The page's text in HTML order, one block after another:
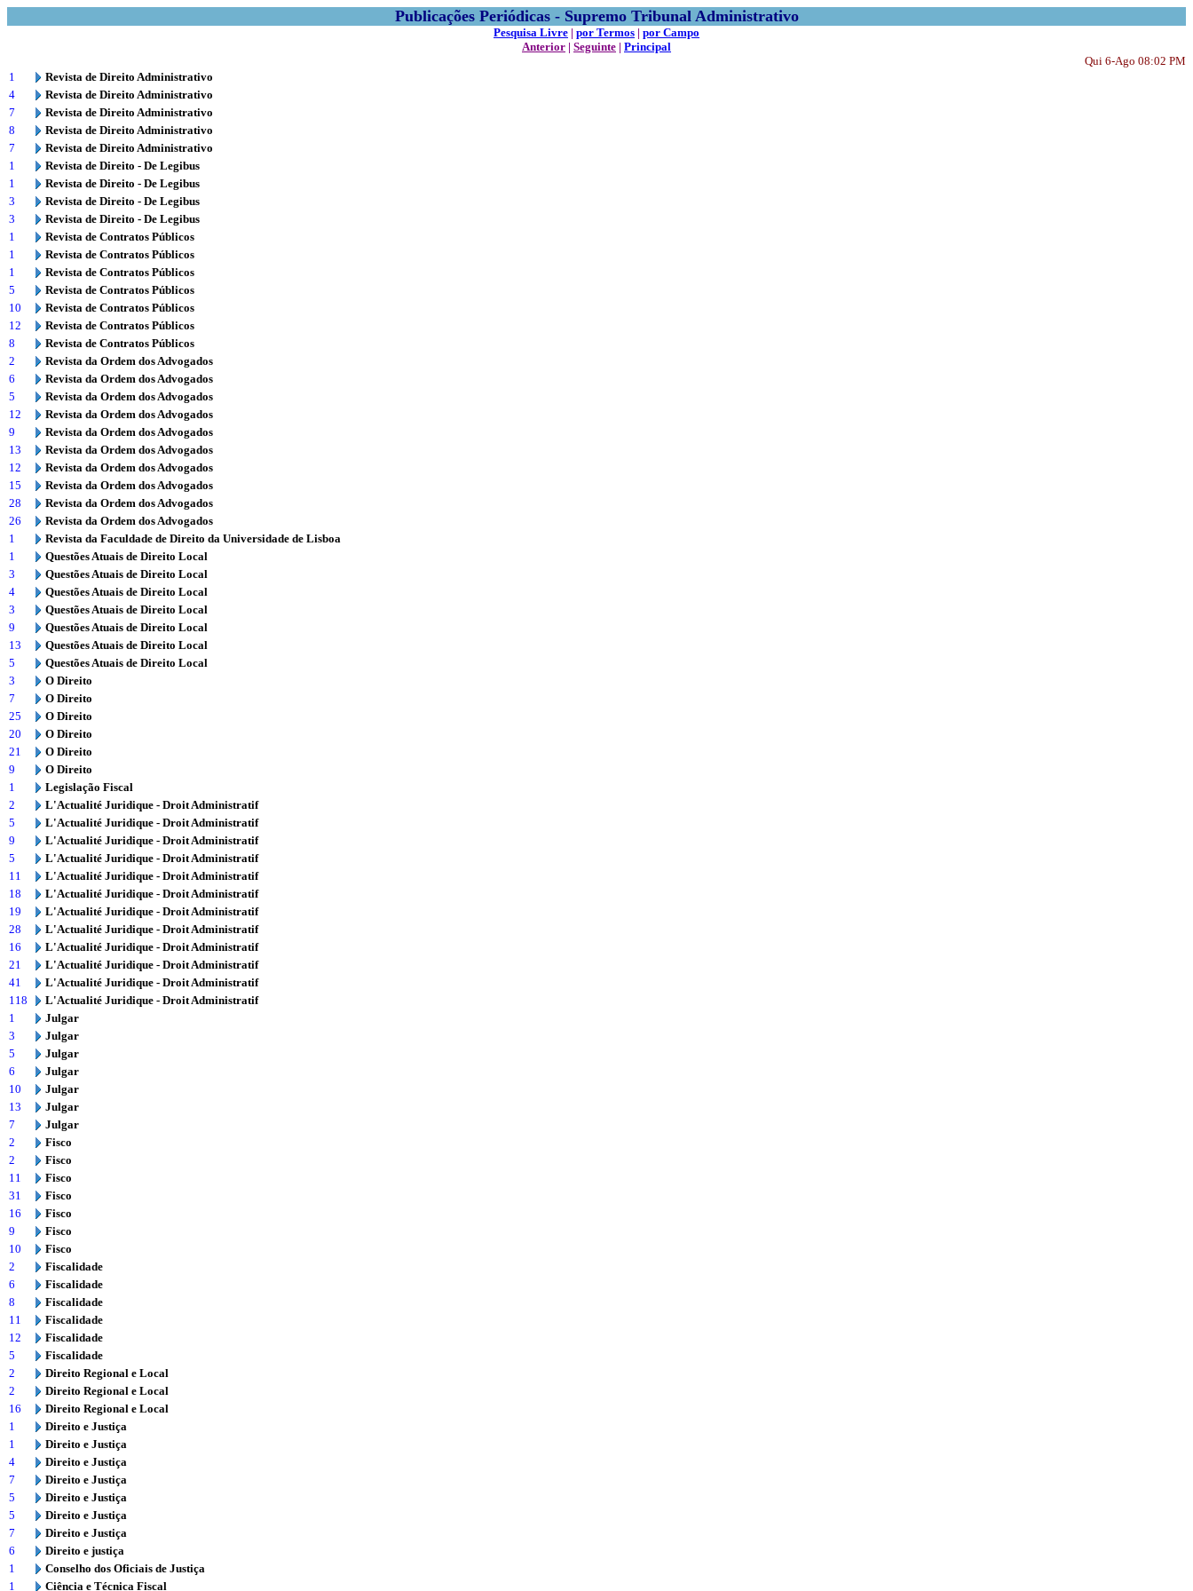
Publicações Periódicas - Supremo Tribunal Administrativo
Pesquisa Livre | por Termos | por Campo
Anterior | Seguinte | Principal
Qui 6-Ago 08:02 PM
1
Revista de Direito Administrativo
4
Revista de Direito Administrativo
7
Revista de Direito Administrativo
8
Revista de Direito Administrativo
7
Revista de Direito Administrativo
1
Revista de Direito - De Legibus
1
Revista de Direito - De Legibus
3
Revista de Direito - De Legibus
3
Revista de Direito - De Legibus
1
Revista de Contratos Públicos
1
Revista de Contratos Públicos
1
Revista de Contratos Públicos
5
Revista de Contratos Públicos
10
Revista de Contratos Públicos
12
Revista de Contratos Públicos
8
Revista de Contratos Públicos
2
Revista da Ordem dos Advogados
6
Revista da Ordem dos Advogados
5
Revista da Ordem dos Advogados
12
Revista da Ordem dos Advogados
9
Revista da Ordem dos Advogados
13
Revista da Ordem dos Advogados
12
Revista da Ordem dos Advogados
15
Revista da Ordem dos Advogados
28
Revista da Ordem dos Advogados
26
Revista da Ordem dos Advogados
1
Revista da Faculdade de Direito da Universidade de Lisboa
1
Questões Atuais de Direito Local
3
Questões Atuais de Direito Local
4
Questões Atuais de Direito Local
3
Questões Atuais de Direito Local
9
Questões Atuais de Direito Local
13
Questões Atuais de Direito Local
5
Questões Atuais de Direito Local
3
O Direito
7
O Direito
25
O Direito
20
O Direito
21
O Direito
9
O Direito
1
Legislação Fiscal
2
L'Actualité Juridique - Droit Administratif
5
L'Actualité Juridique - Droit Administratif
9
L'Actualité Juridique - Droit Administratif
5
L'Actualité Juridique - Droit Administratif
11
L'Actualité Juridique - Droit Administratif
18
L'Actualité Juridique - Droit Administratif
19
L'Actualité Juridique - Droit Administratif
28
L'Actualité Juridique - Droit Administratif
16
L'Actualité Juridique - Droit Administratif
21
L'Actualité Juridique - Droit Administratif
41
L'Actualité Juridique - Droit Administratif
118
L'Actualité Juridique - Droit Administratif
1
Julgar
3
Julgar
5
Julgar
6
Julgar
10
Julgar
13
Julgar
7
Julgar
2
Fisco
2
Fisco
11
Fisco
31
Fisco
16
Fisco
9
Fisco
10
Fisco
2
Fiscalidade
6
Fiscalidade
8
Fiscalidade
11
Fiscalidade
12
Fiscalidade
5
Fiscalidade
2
Direito Regional e Local
2
Direito Regional e Local
16
Direito Regional e Local
1
Direito e Justiça
1
Direito e Justiça
4
Direito e Justiça
7
Direito e Justiça
5
Direito e Justiça
5
Direito e Justiça
7
Direito e Justiça
6
Direito e justiça
1
Conselho dos Oficiais de Justiça
1
Ciência e Técnica Fiscal